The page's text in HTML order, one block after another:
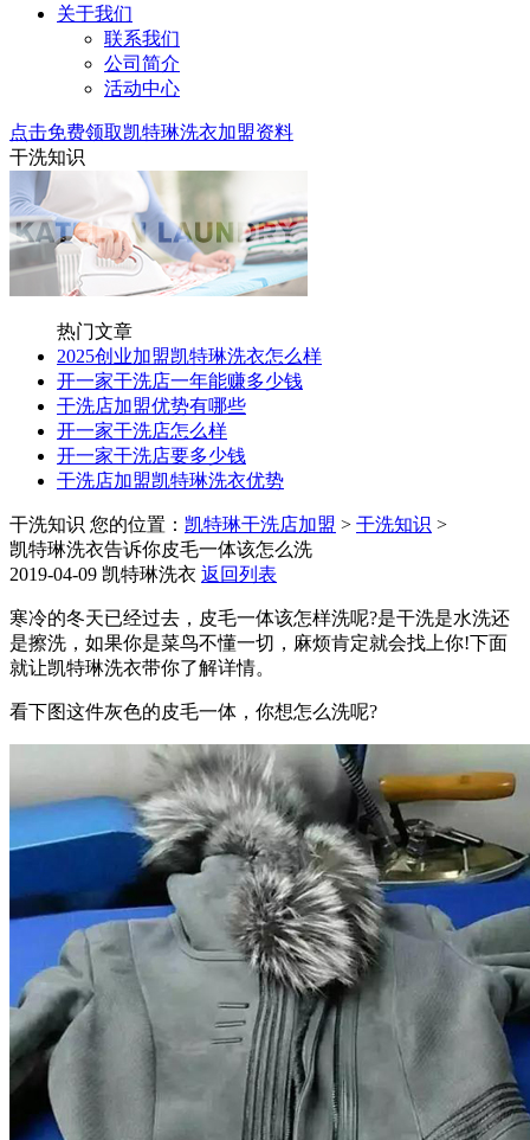
关于我们
联系我们
公司简介
活动中心
点击免费领取凯特琳洗衣加盟资料
干洗知识
热门文章
2025创业加盟凯特琳洗衣怎么样
开一家干洗店一年能赚多少钱
干洗店加盟优势有哪些
开一家干洗店怎么样
开一家干洗店要多少钱
干洗店加盟凯特琳洗衣优势
干洗知识 您的位置： 凯特琳干洗店加盟 > 干洗知识 >
凯特琳洗衣告诉你皮毛一体该怎么洗
2019-04-09 凯特琳洗衣 返回列表
寒冷的冬天已经过去，皮毛一体该怎样洗呢?是干洗是水洗还
是擦洗，如果你是菜鸟不懂一切，麻烦肯定就会找上你!下面
就让凯特琳洗衣带你了解详情。
看下图这件灰色的皮毛一体，你想怎么洗呢?